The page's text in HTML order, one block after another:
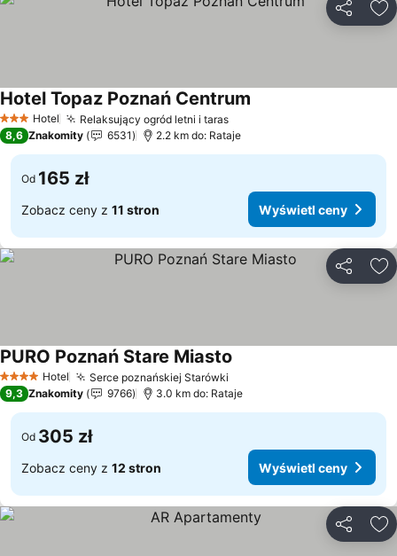
3 Kategoria
Hotel Relaksujący ogród letni i tarasWyświetl ceny
Hotel Topaz Poznań Centrum
8,6 Znakomity 6531 2.2 km do: Rataje
Od 165 zł
Zobacz ceny z 11 stron Wyświetl ceny
4 KategoriaHotel Serce poznańskiej Starówki
PURO Poznań Stare Miasto
9,3 Znakomity 9766 3.0 km do: Rataje
Od 305 zł
Zobacz ceny z 12 stron Wyświetl ceny